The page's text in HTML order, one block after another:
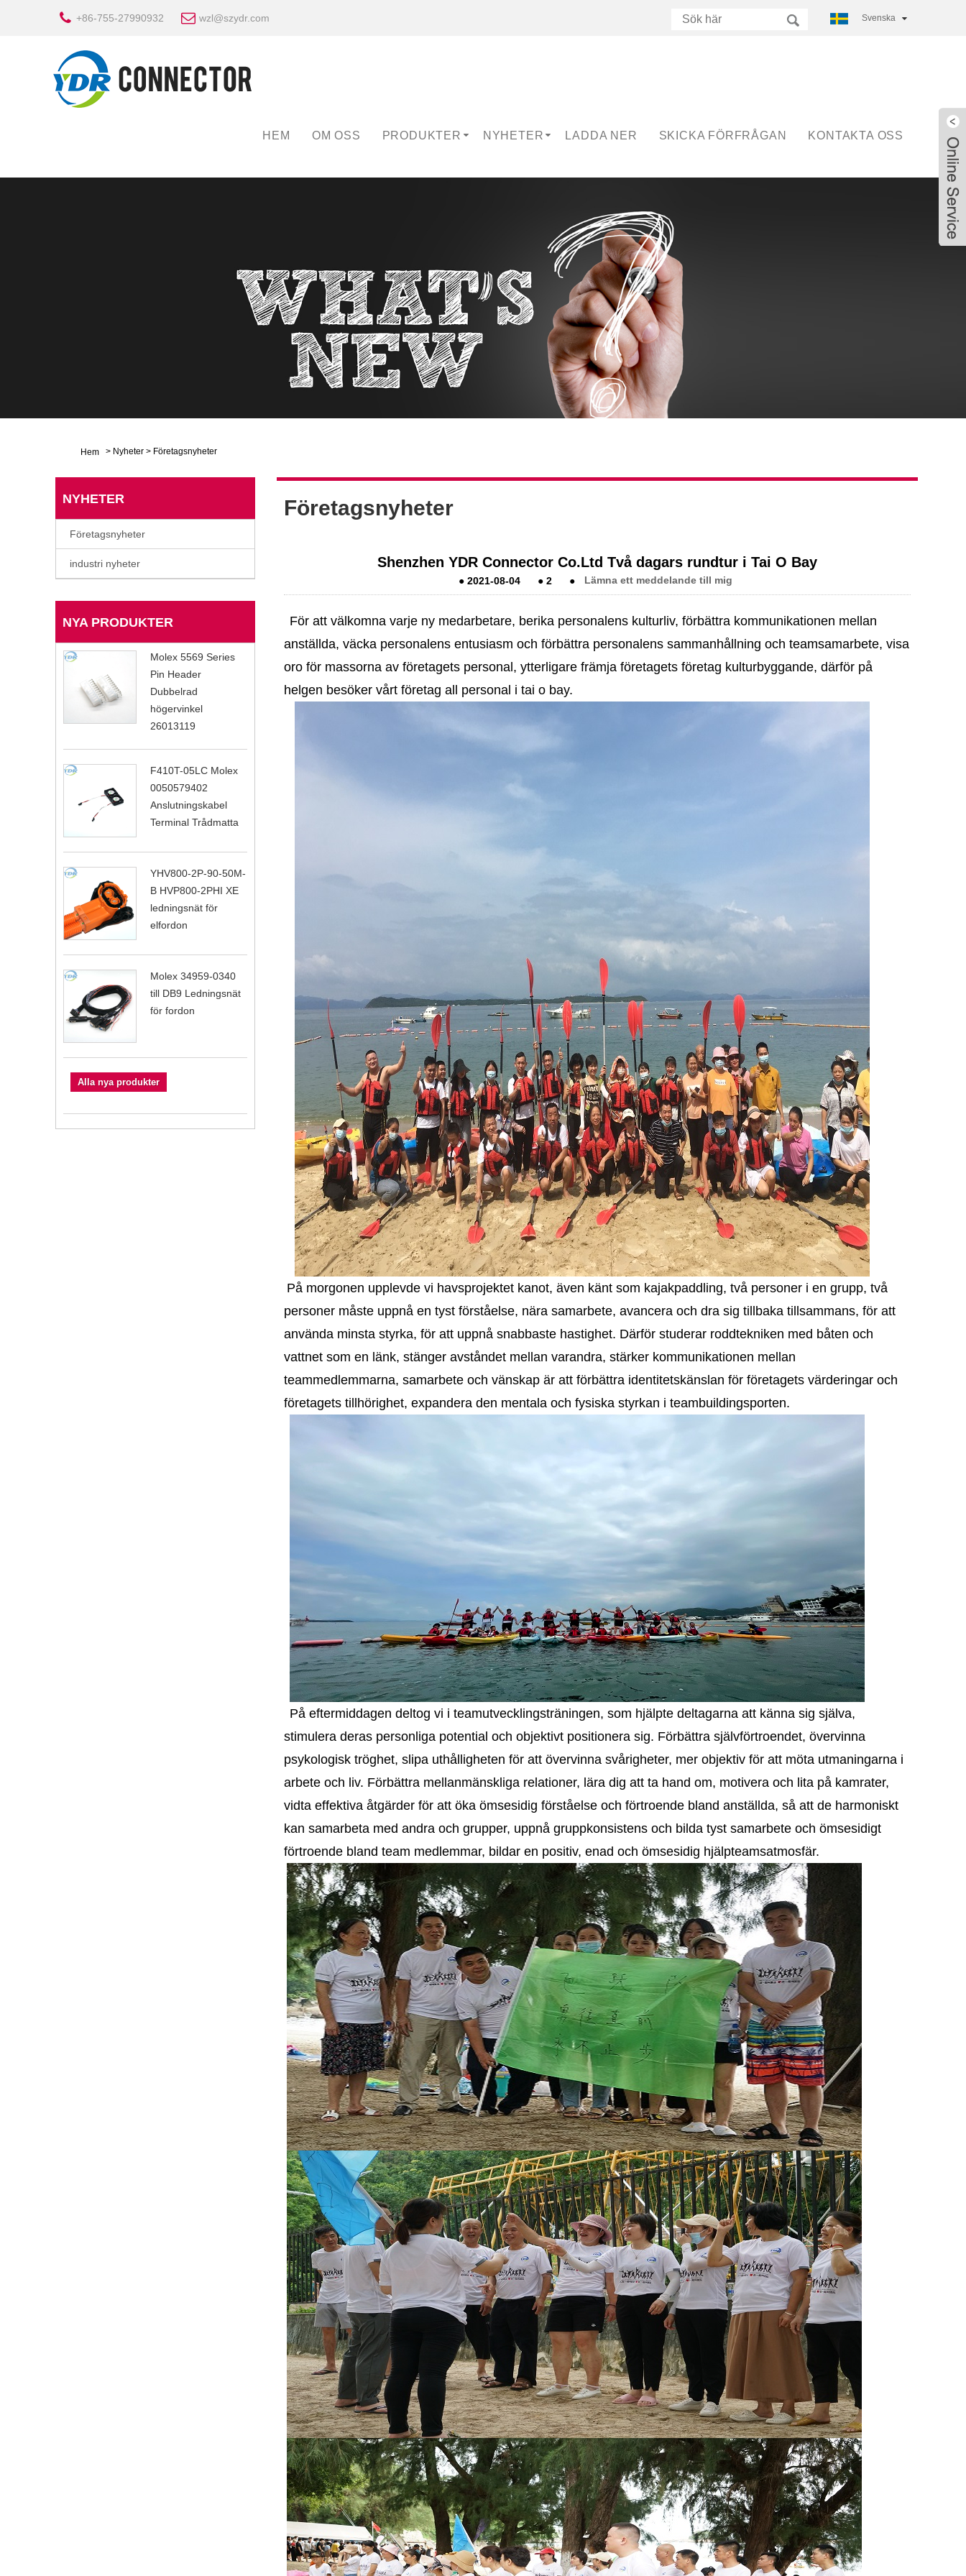
+86-755-27990932 wzl@szydr.com Svenska
HEM OM OSS PRODUKTER NYHETER LADDA NER SKICKA FÖRFRÅGAN KONTAKTA OSS
Hem > Nyheter > Företagsnyheter
NYHETER
Företagsnyheter
industri nyheter
NYA PRODUKTER
Molex 5569 Series
Pin Header
Dubbelrad
högervinkel
26013119
F410T-05LC Molex
0050579402
Anslutningskabel
Terminal Trådmatta
YHV800-2P-90-50M-
B HVP800-2PHI XE
ledningsnät för
elfordon
Molex 34959-0340
till DB9 Ledningsnät
för fordon
Alla nya produkter
Företagsnyheter
Shenzhen YDR Connector Co.Ltd Två dagars rundtur i Tai O Bay
●2021-08-04 ●2 ● Lämna ett meddelande till mig
För att välkomna varje ny medarbetare, berika personalens kulturliv, förbättra kommunikationen mellan
anställda, väcka personalens entusiasm och förbättra personalens sammanhållning och teamsamarbete, visa
oro för massorna av företagets personal, ytterligare främja företagets företag kulturbyggande, därför på
helgen besöker vårt företag all personal i tai o bay.
På morgonen upplevde vi havsprojektet kanot, även känt som kajakpaddling, två personer i en grupp, två
personer måste uppnå en tyst förståelse, nära samarbete, avancera och dra sig tillbaka tillsammans, för att
använda minsta styrka, för att uppnå snabbaste hastighet. Därför studerar roddtekniken med båten och
vattnet som en länk, stänger avståndet mellan varandra, stärker kommunikationen mellan
teammedlemmarna, samarbete och vänskap är att förbättra identitetskänslan för företagets värderingar och
företagets tillhörighet, expandera den mentala och fysiska styrkan i teambuildingsporten.
På eftermiddagen deltog vi i teamutvecklingsträningen, som hjälpte deltagarna att känna sig själva,
stimulera deras personliga potential och objektivt positionera sig. Förbättra självförtroendet, övervinna
psykologisk tröghet, slipa uthålligheten för att övervinna svårigheter, mer objektiv för att möta utmaningarna i
arbete och liv. Förbättra mellanmänskliga relationer, lära dig att ta hand om, motivera och lita på kamrater,
vidta effektiva åtgärder för att öka ömsesidig förståelse och förtroende bland anställda, så att de harmoniskt
kan samarbeta med andra och grupper, uppnå gruppkonsistens och bilda tyst samarbete och ömsesidigt
förtroende bland team medlemmar, bildar en positiv, enad och ömsesidig hjälpteamsatmosfär.